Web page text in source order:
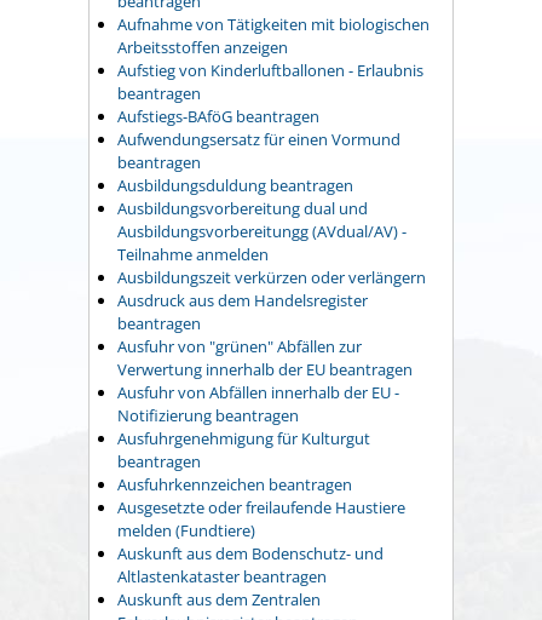
Aufnahme von Tätigkeiten mit biologischen
Arbeitsstoffen anzeigen
Aufstieg von Kinderluftballonen - Erlaubnis
beantragen
Aufstiegs-BAföG beantragen
Aufwendungsersatz für einen Vormund
beantragen
Ausbildungsduldung beantragen
Ausbildungsvorbereitung dual und
Ausbildungsvorbereitungg (AVdual/AV) -
Teilnahme anmelden
Ausbildungszeit verkürzen oder verlängern
Ausdruck aus dem Handelsregister
beantragen
Ausfuhr von "grünen" Abfällen zur
Verwertung innerhalb der EU beantragen
Ausfuhr von Abfällen innerhalb der EU -
Notifizierung beantragen
Ausfuhrgenehmigung für Kulturgut
beantragen
Ausfuhrkennzeichen beantragen
Ausgesetzte oder freilaufende Haustiere
melden (Fundtiere)
Auskunft aus dem Bodenschutz- und
Altlastenkataster beantragen
Auskunft aus dem Zentralen